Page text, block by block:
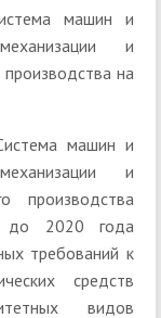
машин и
и
производства на
машин и
и
производства
до 2020 года
требований к
средств
видов